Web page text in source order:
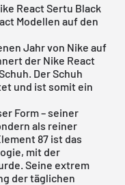
React Sertu Black
Modellen auf den
Jahr von Nike auf
der Nike React
Der Schuh
und ist somit ein
Form – seiner
als reiner
87 ist das
mit der
Seine extrem
der täglichen